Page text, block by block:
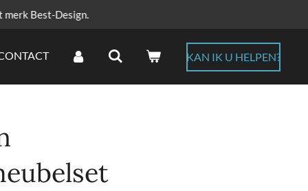
merk Best-Design.
KAN IK U HELPEN?